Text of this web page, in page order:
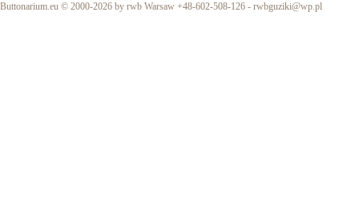
Buttonarium.eu © 2000-2026 by rwb Warsaw +48-602-508-126 - rwbguziki@wp.pl